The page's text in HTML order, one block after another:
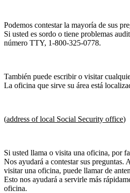
Podemos contestar la mayoría de sus
Si usted es sordo o tiene problemas
número TTY, 1-800-325-0778.
También puede escribir o visitar
La oficina que sirve su área está
(address of local Social Security office)
Si usted llama o visita una oficina, por
Nos ayudará a contestar sus preguntas.
visitar una oficina, puede llamar de
Esto nos ayudará a servirle más
oficina.